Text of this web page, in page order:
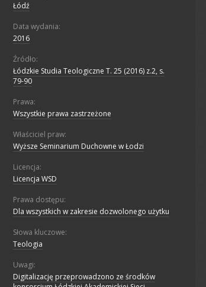
Łódź
Data wydania:
2016
Źródło:
Łódzkie Studia Teologiczne T. 25 (2016) z.2, s.
79-90
Prawa:
Wszystkie prawa zastrzeżone
Właściciel praw:
Wyższe Seminarium Duchowne w Łodzi
Licencja:
Licencja WSD
Prawa dostępu:
Dla wszystkich w zakresie dozwolonego użytku
Słowa kluczowe:
Teologia
Uwagi:
Digitalizację przeprowadzono ze środków